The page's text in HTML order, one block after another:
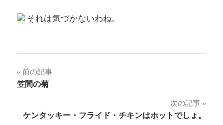
それは気づかないわね。
投
稿
ナ
前の記事
笠間の菊
次の記事
ケンタッキー・フライド・チキンはホットでしょ。